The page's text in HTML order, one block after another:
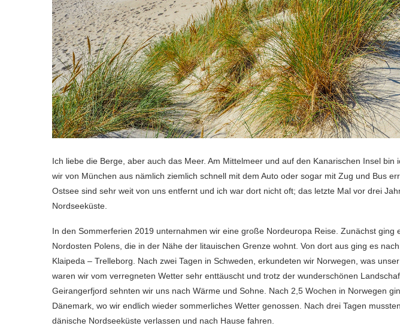
Ich liebe die Berge, aber auch das Meer. Am Mittelmeer und auf den Kanarischen Insel bin
wir von München aus nämlich ziemlich schnell mit dem Auto oder sogar mit Zug und Bus
Ostsee sind sehr weit von uns entfernt und ich war dort nicht oft; das letzte Mal vor drei
Nordseeküste.
In den Sommerferien 2019 unternahmen wir eine große Nordeuropa Reise. Zunächst ging
Nordosten Polens, die in der Nähe der litauischen Grenze wohnt. Von dort aus ging es
Klaipeda – Trelleborg. Nach zwei Tagen in Schweden, erkundeten wir Norwegen, was
waren wir vom verregneten Wetter sehr enttäuscht und trotz der wunderschönen
Geirangerfjord sehnten wir uns nach Wärme und Sohne. Nach 2,5 Wochen in Norwegen
Dänemark, wo wir endlich wieder sommerliches Wetter genossen. Nach drei Tagen
dänische Nordseeküste verlassen und nach Hause fahren.